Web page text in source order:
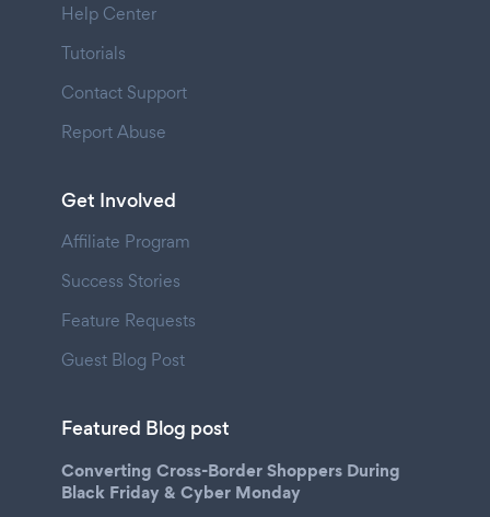
Help Center
Tutorials
Contact Support
Report Abuse
Get Involved
Affiliate Program
Success Stories
Feature Requests
Guest Blog Post
Featured Blog post
Converting Cross-Border Shoppers During
Black Friday & Cyber Monday